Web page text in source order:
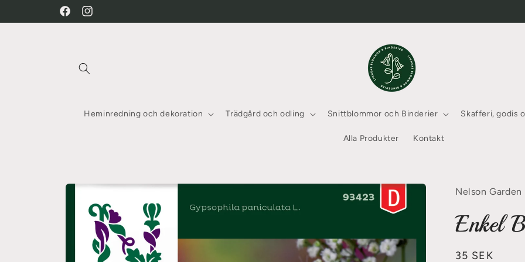
FacebookInstagram
Heminredning och dekoration Trädgård och odling Snittblommor och Binderier Skafferi, godis
Alla Produkter Kontakt
produktinformation
Nelson Garden
Enkel
Ordinarie
35 SEK